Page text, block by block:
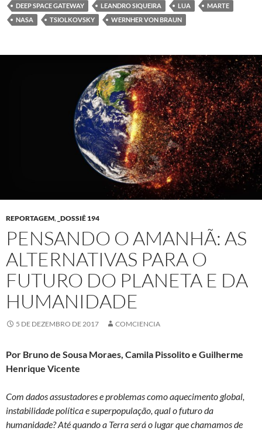
DEEP SPACE GATEWAY
LEANDRO SIQUEIRA LUA
MARTE
NASA
TSIOLKOVSKY WERNHER VON BRAUN
REPORTAGEM, _DOSSIÊ 194
PENSANDO O AMANHÃ: AS
ALTERNATIVAS PARA O
FUTURO DO PLANETA E DA
HUMANIDADE
5 DE DEZEMBRO DE 2017 COMCIENCIA
Por Bruno de Sousa Moraes, Camila Pissolitoe Guilherme
Henrique Vicente
Com dados assustadores e problemas como aquecimento global,
instabilidade política e superpopulação, qual o futuro da
humanidade? Até quando a Terra será o lugar que chamamos de